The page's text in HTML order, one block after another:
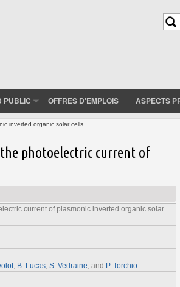
PUBLIC OFFRES D'EMPLOIS ASPECTS
inverted organic solar cells
photoelectric current of
current of plasmonic inverted organic solar
B. Lucas S. Vedraine , and P. Torchio